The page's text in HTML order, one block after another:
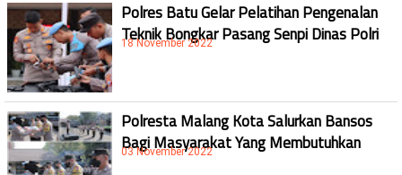
Polres Batu Gelar Pelatihan Pengenalan
Teknik Bongkar Pasang Senpi Dinas Polri
18 November 2022
Polresta Malang Kota Salurkan Bansos
Bagi Masyarakat Yang Membutuhkan
03 November 2022